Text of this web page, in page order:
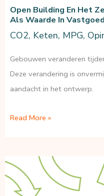
Open Building En Het
Als Waarde In Vastgoed
CO2, Keten, MPG,
Gebouwen veranderen
Deze verandering is
aandacht in het ontwerp.
Open
het
zevende
kapitaal:
Read More »